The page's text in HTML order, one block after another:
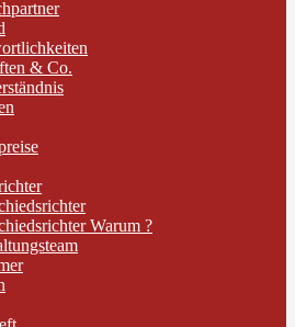
& Co.
Warum ?